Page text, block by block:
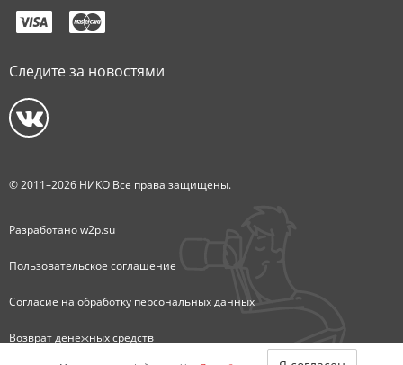
Следите за новостями
© 2011–2026 НИКО Все права защищены.
Разработаноw2p.su
Пользовательское соглашение
Согласие на обработку персональных данных
Возврат денежных средств